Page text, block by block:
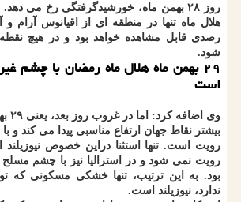
روز ۲۸ بهمن ماه، خورشیدگرفتگی رخ می
هلال ماه تنها در منطقه ای از اقیانوس آرام و
رصدی قابل مشاهده خواهد بود و در هیچ
شود.
۲۹ بهمن ماه هلال ماه رمضان با چشم
است
وی
بیشتر نقاط جهان ارتفاع مناسبی پیدا می کند و
رویت است. تنها استثنا دراین خصوص
رویت نمی شود و در استرالیا نیز با چشم
بود. به این ترتیب، تنها خشکی مسکونی که
ندارد، نیوزیلند است.